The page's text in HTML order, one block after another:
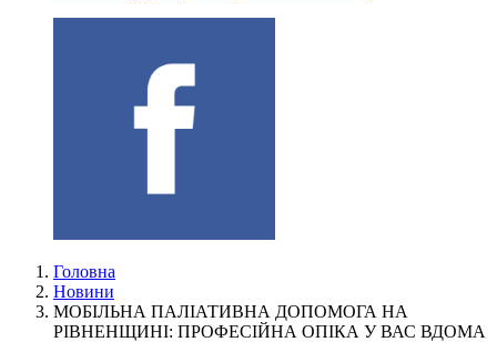
Головна
Новини
МОБІЛЬНА ПАЛІАТИВНА ДОПОМОГА НА
РІВНЕНЩИНІ: ПРОФЕСІЙНА ОПІКА У ВАС ВДОМА